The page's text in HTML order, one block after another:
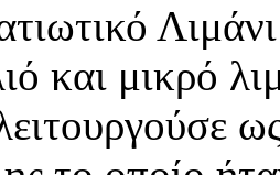
και μικρό